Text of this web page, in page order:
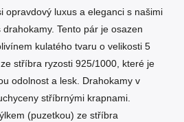
opravdový luxus a eleganci s našimi
Tento pár je osazen
kulatého tvaru o velikosti 5
stříbra ryzosti 925/1000, které je
odolnost a lesk. Drahokamy v
stříbrnými krapnami.
(puzetkou) ze stříbra